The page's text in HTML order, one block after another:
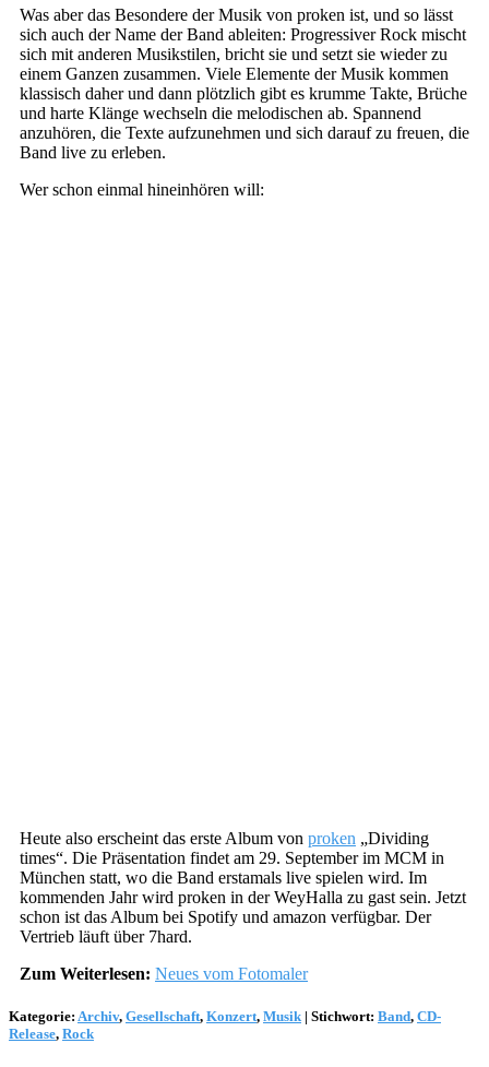
Was aber das Besondere der Musik von proken ist, und so lässt
sich auch der Name der Band ableiten: Progressiver Rock mischt
sich mit anderen Musikstilen, bricht sie und setzt sie wieder zu
einem Ganzen zusammen. Viele Elemente der Musik kommen
klassisch daher und dann plötzlich gibt es krumme Takte, Brüche
und harte Klänge wechseln die melodischen ab. Spannend
anzuhören, die Texte aufzunehmen und sich darauf zu freuen, die
Band live zu erleben.
Wer schon einmal hineinhören will:
Heute also erscheint das erste Album von proken „Dividing
times“. Die Präsentation findet am 29. September im MCM in
München statt, wo die Band erstamals live spielen wird. Im
kommenden Jahr wird proken in der WeyHalla zu gast sein. Jetzt
schon ist das Album bei Spotify und amazon verfügbar. Der
Vertrieb läuft über 7hard.
Zum Weiterlesen: Neues vom Fotomaler
Kategorie: Archiv, Gesellschaft, Konzert, Musik | Stichwort: Band, CD-
Release, Rock